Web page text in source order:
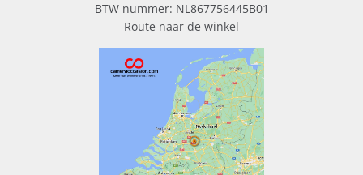
BTW nummer: NL867756445B01
Route naar de winkel